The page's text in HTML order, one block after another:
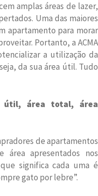
amplas áreas de lazer,
Uma das maiores
apartamento para morar
Portanto, a ACMA
a utilização da
da sua área útil. Tudo
útil, área total, área
de apartamentos
apresentados nos
significa cada uma é
gato por lebre”.